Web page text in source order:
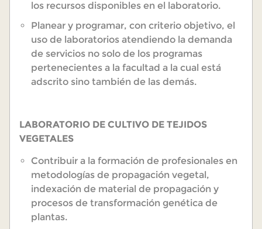
los recursos disponibles en el laboratorio.
Planear y programar, con criterio objetivo, el
uso de laboratorios atendiendo la demanda
de servicios no solo de los programas
pertenecientes a la facultad a la cual está
adscrito sino también de las demás.
LABORATORIO DE CULTIVO DE TEJIDOS
VEGETALES
Contribuir a la formación de profesionales en
metodologías de propagación vegetal,
indexación de material de propagación y
procesos de transformación genética de
plantas.